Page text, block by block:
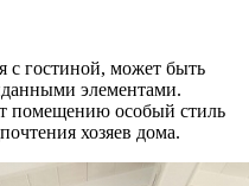
с гостиной, может быть
элементами.
помещению особый стиль
хозяев дома.